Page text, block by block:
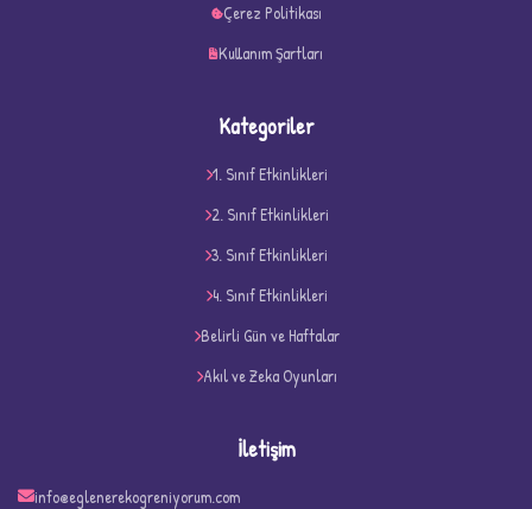
D
Çerez Politikası
Kullanım Şartları
Kategoriler
1. Sınıf Etkinlikleri
2. Sınıf Etkinlikleri
3. Sınıf Etkinlikleri
4. Sınıf Etkinlikleri
Belirli Gün ve Haftalar
Akıl ve Zeka Oyunları
İletişim
info@eglenerekogreniyorum.com